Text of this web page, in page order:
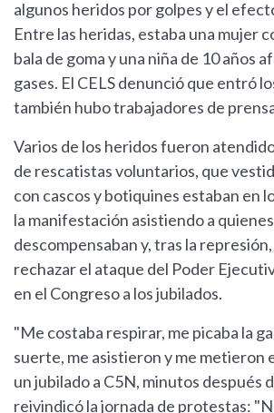
algunos heridos por golpes y el
Entre las heridas, estaba una mujer
bala de goma y una niña de 10 años
gases. El CELS denunció que entró
también hubo trabajadores de
Varios de los heridos fueron
de rescatistas voluntarios, que
con cascos y botiquines estaban en
la manifestación asistiendo a
descompensaban y, tras la
rechazar el ataque del Poder
en el Congreso a los jubilados.
"Me costaba respirar, me picaba la
suerte, me asistieron y me metieron
un jubilado a C5N, minutos después
reivindicó la jornada de protestas: